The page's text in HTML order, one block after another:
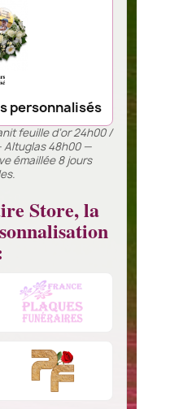
personnalisés
feuille d’or 24h00 /
Altuglas 48h00 —
émaillée 8 jours
Store, la